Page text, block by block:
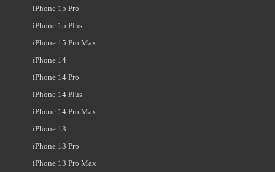
iPhone 15 Pro
iPhone 15 Plus
iPhone 15 Pro Max
iPhone 14
iPhone 14 Pro
iPhone 14 Plus
iPhone 14 Pro Max
iPhone 13
iPhone 13 Pro
iPhone 13 Pro Max